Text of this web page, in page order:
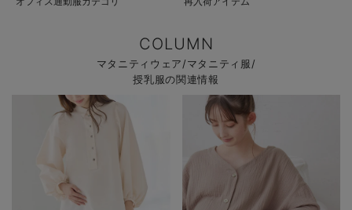
COLUMN
マタニティウェア/マタニティ服/
授乳服の関連情報